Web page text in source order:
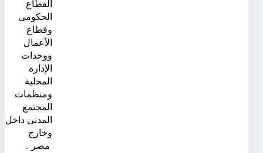
القطاع
الحكومى
وقطاع
الأعمال
ووحدات
الإدارة
المحلية
ومنظمات
المجتمع
المدنى داخل
وخارج
مصر ..